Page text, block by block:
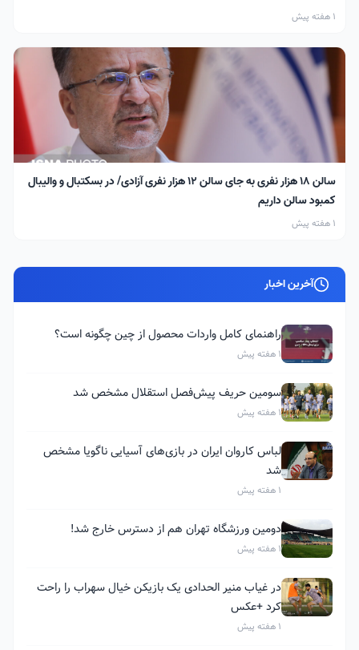
1 هفته پیش
سالن ۱۸ هزار نفری به جای سالن ۱۲ هزار نفری آزادی/ در بسکتبال و والیبال
کمبود سالن داریم
1 هفته پیش
آخرین اخبار
راهنمای کامل واردات محصول از چین چگونه است؟
1 هفته پیش
سومین حریف پیش‌فصل استقلال مشخص شد
1 هفته پیش
لباس کاروان ایران در بازی‌های آسیایی ناگویا مشخص
شد
1 هفته پیش
دومین ورزشگاه تهران هم از دسترس خارج شد!
1 هفته پیش
در غیاب منیر الحدادی یک بازیکن خیال سهراب را راحت
کرد +عکس
1 هفته پیش